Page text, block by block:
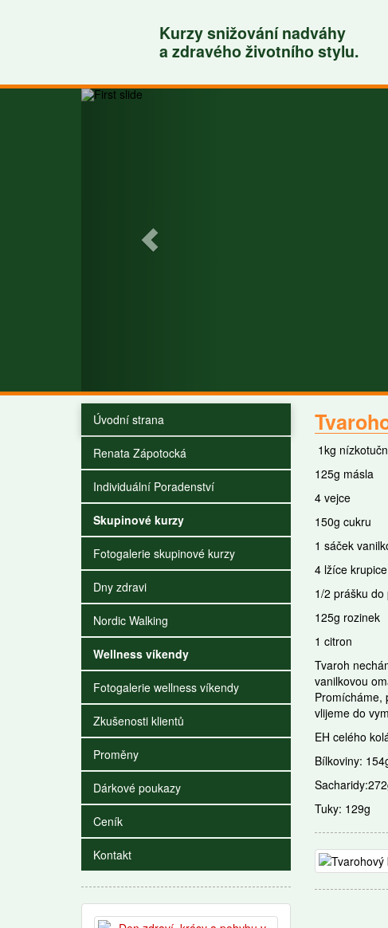
Kurzy snižování nadváhy
a zdravého životního stylu.
Úvodní strana
Renata Zápotocká
Individuální Poradenství
Skupinové kurzy
Fotogalerie skupinové kurzy
Dny zdravi
Nordic Walking
Wellness víkendy
Fotogalerie wellness víkendy
Zkušenosti klientů
Proměny
Dárkové poukazy
Ceník
Kontakt
1kg
125g másla
4 vejce
150g cukru
1 sáček
4 lžíce krupice
1/2 prášku do
125g rozinek
1 citron
Tvaroh
vanilkovou
Promícháme,
vlijeme do
EH celého
Bílkoviny:
Tuky: 129g